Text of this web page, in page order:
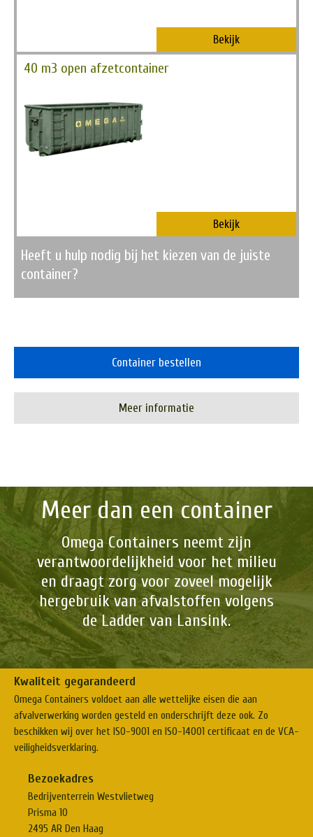
Bekijk
40 m3 open afzetcontainer
Bekijk
Heeft u hulp nodig bij het kiezen van de juiste
container?
Container bestellen
Meer informatie
Meer dan een container
Omega Containers neemt zijn
verantwoordelijkheid voor het milieu
en draagt zorg voor zoveel mogelijk
hergebruik van afvalstoffen volgens
de Ladder van Lansink.
Kwaliteit gegarandeerd
Omega Containers voldoet aan alle wettelijke eisen die aan
afvalverwerking worden gesteld en onderschrijft deze ook. Zo
beschikken wij over het ISO-9001 en ISO-14001 certificaat en de VCA-
veiligheidsverklaring.
Bezoekadres
Bedrijventerrein Westvlietweg
Prisma 10
2495 AR Den Haag